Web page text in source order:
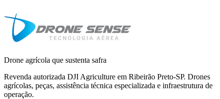
Drone agrícola que sustenta safra
Revenda autorizada DJI Agriculture em Ribeirão Preto-SP. Drones
agrícolas, peças, assistência técnica especializada e infraestrutura de
operação.